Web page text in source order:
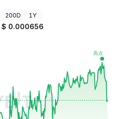
200D 1Y
$ 0.000656